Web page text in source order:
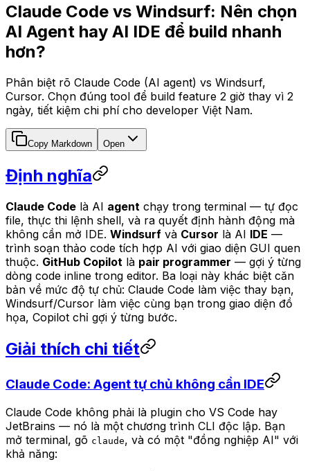
Claude Code vs Windsurf: Nên chọn
AI Agent hay AI IDE để build nhanh
hơn?
Phân biệt rõ Claude Code (AI agent) vs Windsurf,
Cursor. Chọn đúng tool để build feature 2 giờ thay vì 2
ngày, tiết kiệm chi phí cho developer Việt Nam.
Copy Markdown Open
Định nghĩa
Claude Code là AI agent chạy trong terminal — tự đọc
file, thực thi lệnh shell, và ra quyết định hành động mà
không cần mở IDE. Windsurf và Cursor là AI IDE —
trình soạn thảo code tích hợp AI với giao diện GUI quen
thuộc. GitHub Copilot là pair programmer — gợi ý từng
dòng code inline trong editor. Ba loại này khác biệt căn
bản về mức độ tự chủ: Claude Code làm việc thay bạn,
Windsurf/Cursor làm việc cùng bạn trong giao diện đồ
họa, Copilot chỉ gợi ý từng bước.
Giải thích chi tiết
Claude Code: Agent tự chủ không cần IDE
Claude Code không phải là plugin cho VS Code hay
JetBrains — nó là một chương trình CLI độc lập. Bạn
mở terminal, gõ claude, và có một "đồng nghiệp AI" với
khả năng: